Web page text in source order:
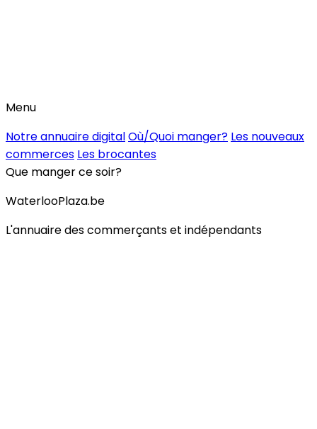
Menu
Notre annuaire digitalOù/Quoi manger? Les nouveaux
commerces Les brocantes
Que manger ce soir?
WaterlooPlaza.be
L'annuaire des commerçants et indépendants